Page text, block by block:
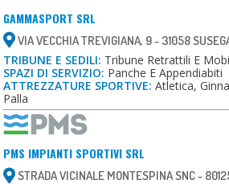
GAMMASPORT SRL
VIA VECCHIA TREVIGIANA, 9 - 31058
TRIBUNE E SEDILI: Tribune Retrattili E
SPAZI DI SERVIZIO: Panche E Appendiabiti
ATTREZZATURE SPORTIVE: Atletica,
Palla
PMS IMPIANTI SPORTIVI SRL
STRADA VICINALE MONTESPINA SNC -